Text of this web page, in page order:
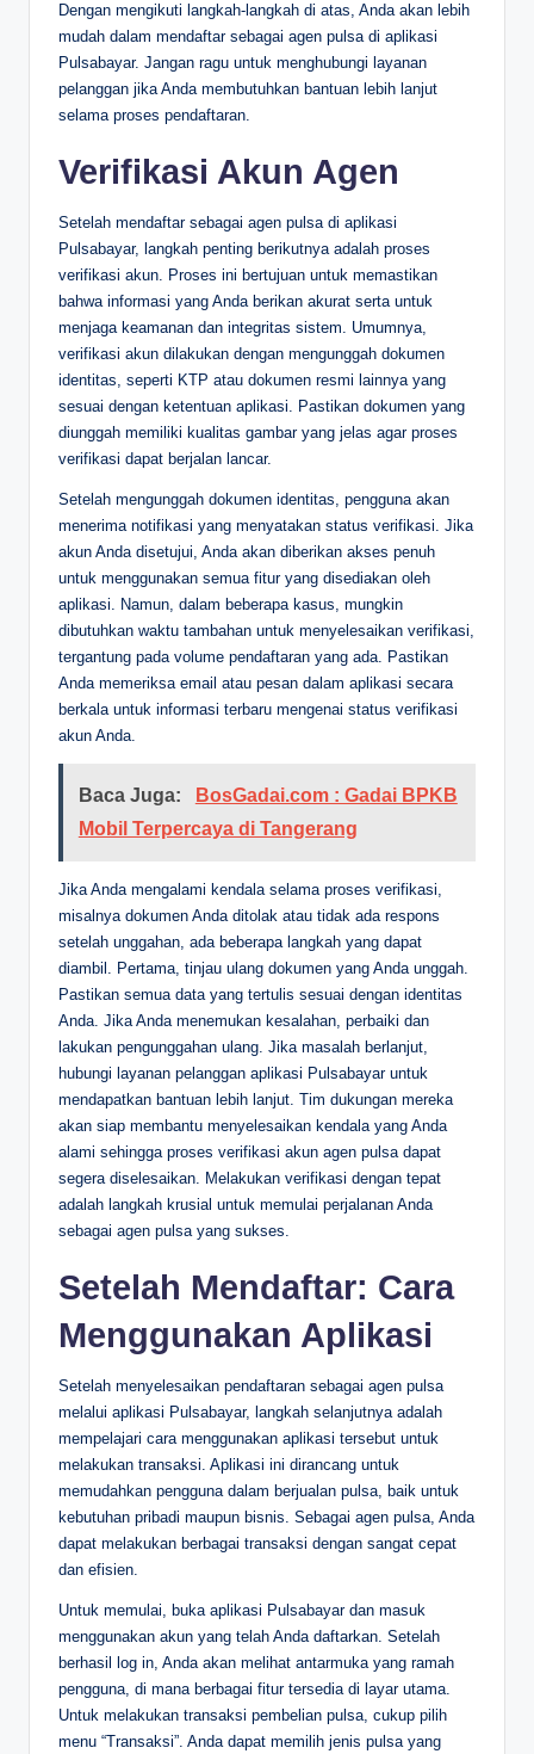
Dengan mengikuti langkah-langkah di atas, Anda akan lebih
mudah dalam mendaftar sebagai agen pulsa di aplikasi
Pulsabayar. Jangan ragu untuk menghubungi layanan
pelanggan jika Anda membutuhkan bantuan lebih lanjut
selama proses pendaftaran.
Verifikasi Akun Agen
Setelah mendaftar sebagai agen pulsa di aplikasi
Pulsabayar, langkah penting berikutnya adalah proses
verifikasi akun. Proses ini bertujuan untuk memastikan
bahwa informasi yang Anda berikan akurat serta untuk
menjaga keamanan dan integritas sistem. Umumnya,
verifikasi akun dilakukan dengan mengunggah dokumen
identitas, seperti KTP atau dokumen resmi lainnya yang
sesuai dengan ketentuan aplikasi. Pastikan dokumen yang
diunggah memiliki kualitas gambar yang jelas agar proses
verifikasi dapat berjalan lancar.
Setelah mengunggah dokumen identitas, pengguna akan
menerima notifikasi yang menyatakan status verifikasi. Jika
akun Anda disetujui, Anda akan diberikan akses penuh
untuk menggunakan semua fitur yang disediakan oleh
aplikasi. Namun, dalam beberapa kasus, mungkin
dibutuhkan waktu tambahan untuk menyelesaikan verifikasi,
tergantung pada volume pendaftaran yang ada. Pastikan
Anda memeriksa email atau pesan dalam aplikasi secara
berkala untuk informasi terbaru mengenai status verifikasi
akun Anda.
Baca Juga:
BosGadai.com : Gadai BPKB
Mobil Terpercaya di Tangerang
Jika Anda mengalami kendala selama proses verifikasi,
misalnya dokumen Anda ditolak atau tidak ada respons
setelah unggahan, ada beberapa langkah yang dapat
diambil. Pertama, tinjau ulang dokumen yang Anda unggah.
Pastikan semua data yang tertulis sesuai dengan identitas
Anda. Jika Anda menemukan kesalahan, perbaiki dan
lakukan pengunggahan ulang. Jika masalah berlanjut,
hubungi layanan pelanggan aplikasi Pulsabayar untuk
mendapatkan bantuan lebih lanjut. Tim dukungan mereka
akan siap membantu menyelesaikan kendala yang Anda
alami sehingga proses verifikasi akun agen pulsa dapat
segera diselesaikan. Melakukan verifikasi dengan tepat
adalah langkah krusial untuk memulai perjalanan Anda
sebagai agen pulsa yang sukses.
Setelah Mendaftar: Cara
Menggunakan Aplikasi
Setelah menyelesaikan pendaftaran sebagai agen pulsa
melalui aplikasi Pulsabayar, langkah selanjutnya adalah
mempelajari cara menggunakan aplikasi tersebut untuk
melakukan transaksi. Aplikasi ini dirancang untuk
memudahkan pengguna dalam berjualan pulsa, baik untuk
kebutuhan pribadi maupun bisnis. Sebagai agen pulsa, Anda
dapat melakukan berbagai transaksi dengan sangat cepat
dan efisien.
Untuk memulai, buka aplikasi Pulsabayar dan masuk
menggunakan akun yang telah Anda daftarkan. Setelah
berhasil log in, Anda akan melihat antarmuka yang ramah
pengguna, di mana berbagai fitur tersedia di layar utama.
Untuk melakukan transaksi pembelian pulsa, cukup pilih
menu “Transaksi”. Anda dapat memilih jenis pulsa yang